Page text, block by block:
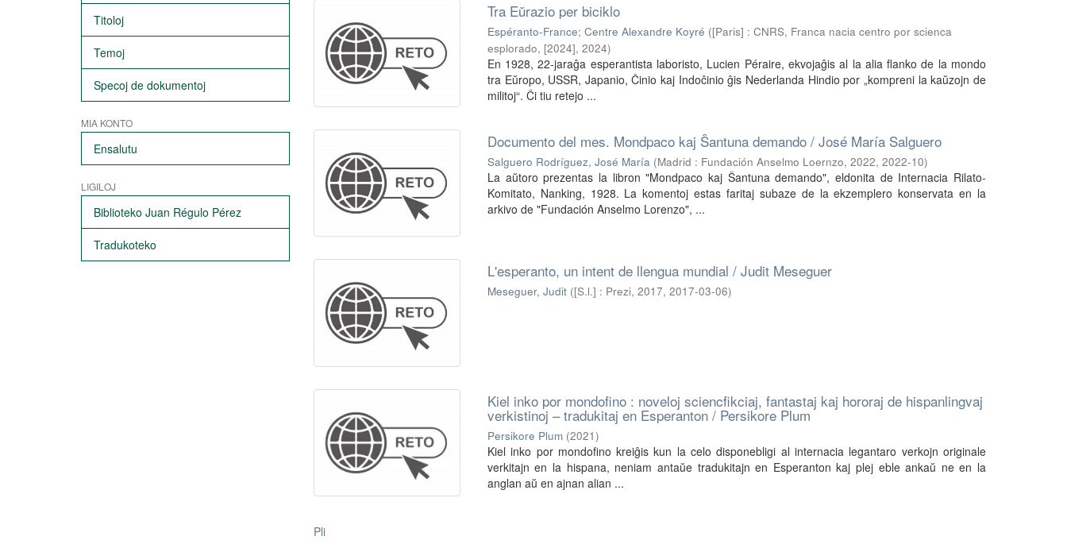
Titoloj
Temoj
Specoj de dokumentoj
MIA KONTO
Ensalutu
LIGILOJ
Biblioteko Juan Régulo Pérez
Tradukoteko
Tra Eŭrazio per biciklo
Espéranto-France; Centre Alexandre Koyré ([Paris] : CNRS, Franca nacia centro por scienca
esplorado, [2024], 2024)
En 1928, 22-jaraĝa esperantista laboristo, Lucien Péraire, ekvojaĝis al la alia flanko de la mondo
tra Eŭropo, USSR, Japanio, Ĉinio kaj Indoĉinio ĝis Nederlanda Hindio por „kompreni la kaŭzojn de
militoj“. Ĉi tiu retejo ...
Documento del mes. Mondpaco kaj Ŝantuna demando / José María Salguero
Salguero Rodríguez, José María (Madrid : Fundación Anselmo Loernzo, 2022, 2022-10)
La aŭtoro prezentas la libron "Mondpaco kaj Ŝantuna demando", eldonita de Internacia Rilato-
Komitato, Nanking, 1928. La komentoj estas faritaj subaze de la ekzemplero konservata en la
arkivo de "Fundación Anselmo Lorenzo", ...
L'esperanto, un intent de llengua mundial / Judit Meseguer
Meseguer, Judit ([S.l.] : Prezi, 2017, 2017-03-06)
Kiel inko por mondofino : noveloj sciencfikciaj, fantastaj kaj hororaj de hispanlingvaj
verkistinoj – tradukitaj en Esperanton / Persikore Plum
Persikore Plum (2021)
Kiel inko por mondofino kreiĝis kun la celo disponebligi al internacia legantaro verkojn originale
verkitajn en la hispana, neniam antaŭe tradukitajn en Esperanton kaj plej eble ankaŭ ne en la
anglan aŭ en ajnan alian ...
Pli